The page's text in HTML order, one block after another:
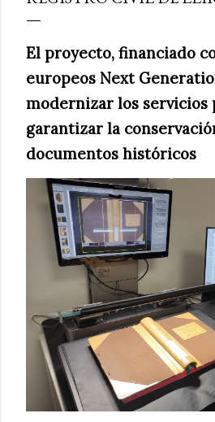
El proyecto, financiado
europeos Next
modernizar los servicios
garantizar la
documentos históricos